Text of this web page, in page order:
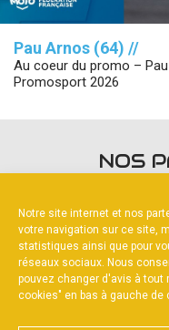
Notre site internet et nos
votre navigation sur ce site,
statistiques ainsi que pour
réseaux sociaux. Nous
pouvez changer d'avis à
cookies" en bas à gauche de
Pau Arnos (64) //
Au coeur du promo –
Promosport 2026
NOS